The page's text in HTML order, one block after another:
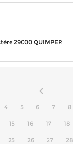
29000 QUIMPER
4 5 6 7 8
15 16 17 18
25 26 27 28